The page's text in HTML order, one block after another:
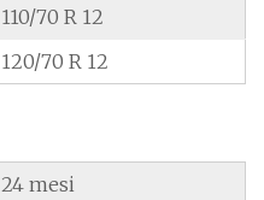
110/70 R 12
120/70 R 12
24 mesi